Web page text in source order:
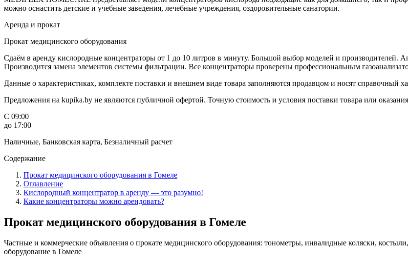
можно оснастить детские и учебные заведения, лечебные учреждения, оздоровительные санатории.
Аренда и прокат
Прокат медицинского оборудования
Сдаём в аренду кислородные концентраторы от 1 до 10 литров в минуту. Большой выбор моделей и производителей.
Производится замена элементов системы фильтрации. Все концентраторы проверены профессиональным
Данные о характеристиках, комплекте поставки и внешнем виде товара заполняются продавцом и носят справочный
Предложения на kupika.by не являются публичной офертой. Точную стоимость и условия поставки товара или
С 09:00
до 17:00
Наличные, Банковская карта, Безналичный расчет
Содержание
Прокат медицинского оборудования в Гомеле
Оглавление
Кислородный концентратор в аренду — это разумно!
Какие концентраторы можно арендовать?
Прокат медицинского оборудования в Гомеле
Частные и коммерческие объявления о прокате медицинского оборудования: тонометры, инвалидные коляски,
оборудование в Гомеле